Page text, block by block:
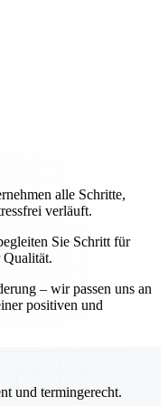
alle Schritte,
verläuft.
Sie Schritt für
Qualität.
– wir passen uns an
positiven und
und termingerecht.